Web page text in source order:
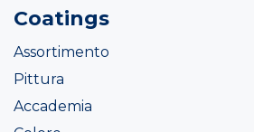
Coatings
Assortimento
Pittura
Accademia